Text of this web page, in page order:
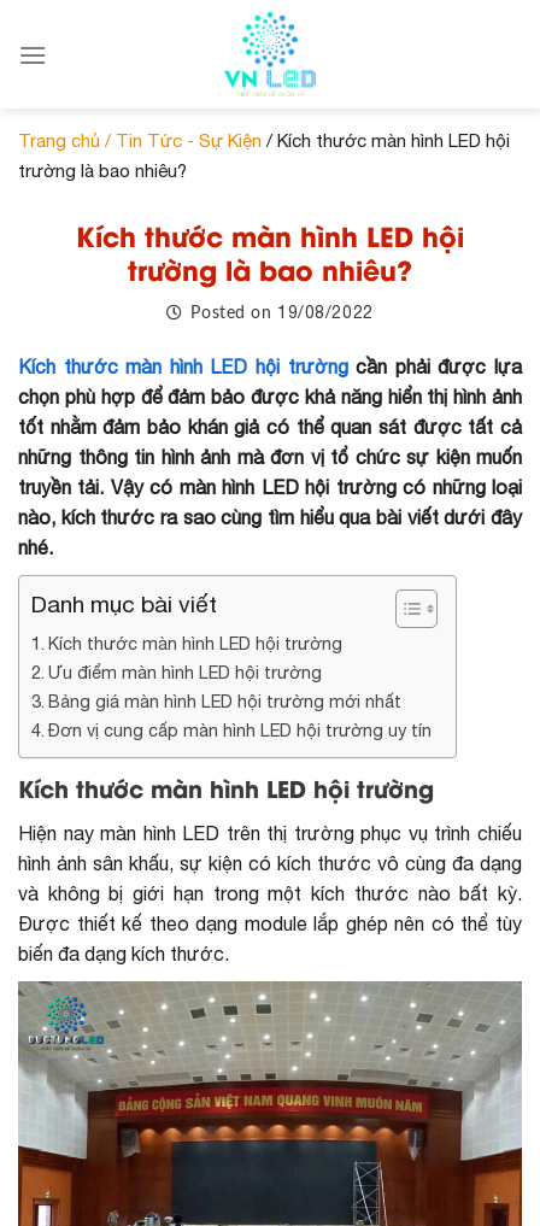
Trang chủ / Tin Tức - Sự Kiện / Kích thước màn hình LED hội
trường là bao nhiêu?
Kích thước màn hình LED hội
trường là bao nhiêu?
Posted on 19/08/2022
Kích thước màn hình LED hội trườngcần phải được lựa
chọn phù hợp để đảm bảo được khả năng hiển thị hình ảnh
tốt nhằm đảm bảo khán giả có thể quan sát được tất cả
những thông tin hình ảnh mà đơn vị tổ chức sự kiện muốn
truyền tải. Vậy có màn hình LED hội trường có những loại
nào, kích thước ra sao cùng tìm hiểu qua bài viết dưới đây
nhé.
Danh mục bài viết
Kích thước màn hình LED hội trường
Ưu điểm màn hình LED hội trường
Bảng giá màn hình LED hội trường mới nhất
Đơn vị cung cấp màn hình LED hội trường uy tín
Kích thước màn hình LED hội trường
Hiện nay màn hình LED trên thị trường phục vụ trình chiếu
hình ảnh sân khấu, sự kiện có kích thước vô cùng đa dạng
và không bị giới hạn trong một kích thước nào bất kỳ.
Được thiết kế theo dạng module lắp ghép nên có thể tùy
biến đa dạng kích thước.